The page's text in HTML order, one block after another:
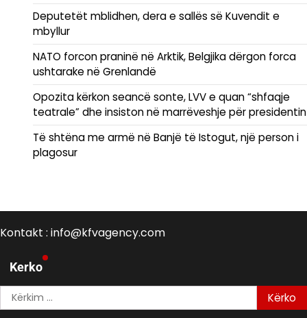
Deputetët mblidhen, dera e sallës së Kuvendit e
mbyllur
NATO forcon praninë në Arktik, Belgjika dërgon forca
ushtarake në Grenlandë
Opozita kërkon seancë sonte, LVV e quan “shfaqje
teatrale” dhe insiston në marrëveshje për presidentin
Të shtëna me armë në Banjë të Istogut, një person i
plagosur
Kontakt : info@kfvagency.com
Kerko
Kërko
për: